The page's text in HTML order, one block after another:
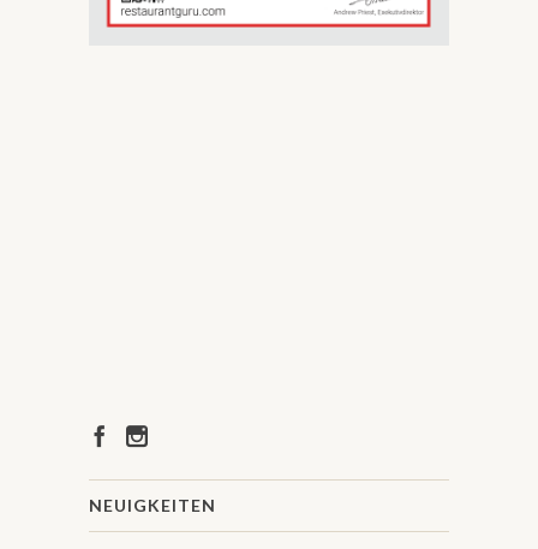
NEUIGKEITEN